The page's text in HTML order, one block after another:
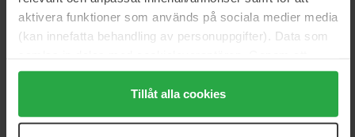
aktivera funktioner som används på sociala medier media
(kan innefatta behandling av personuppgifter). Data som
trycka på "Tillåt alla cookies" accepterar du alla cookies,
medan du under "Detaljer" kan anpassa användningen av
cookies. Du kan när som helst återkalla ditt samtycke.
Tillåt alla cookies
4.8
Baseret på 32 anmeldelser